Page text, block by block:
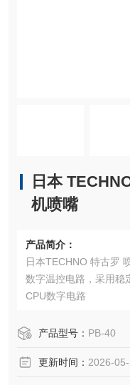
日本
机喷嘴
产品简介：
日本TECHNO 特古罗
数字温控电路，采用稳
CPU数字电路
产品型号： PB-40
更新时间： 2026-